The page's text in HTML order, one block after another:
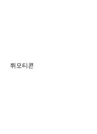
쮜모티콘